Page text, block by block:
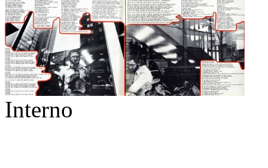
Interno